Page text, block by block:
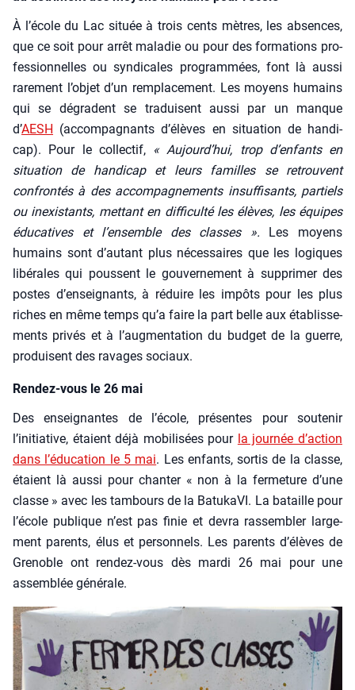
À l’école du Lac située à trois cents mètres, les absences,
que ce soit pour arrêt mala­die ou pour des for­ma­tions pro­
fes­sion­nelles ou syn­di­cales pro­gram­mées, font là aus­si
rare­ment l’objet d’un rem­pla­ce­ment. Les moyens humains
qui se dégradent se tra­duisent aus­si par un manque
d’AESH (accom­pa­gnants d’é­lèves en situa­tion de han­di­
cap). Pour le col­lec­tif, « Aujourd’hui, trop d’enfants en
situa­tion de han­di­cap et leurs familles se retrouvent
confron­tés à des accom­pa­gne­ments insuf­fi­sants, par­tiels
ou inexis­tants, met­tant en dif­fi­cul­té les élèves, les équipes
édu­ca­tives et l’ensemble des classes ». Les moyens
humains sont d’autant plus néces­saires que les logiques
libé­rales qui poussent le gou­ver­ne­ment à sup­pri­mer des
postes d’enseignants, à réduire les impôts pour les plus
riches en même temps qu’a faire la part belle aux éta­blis­se­
ments pri­vés et à l’aug­men­ta­tion du bud­get de la guerre,
pro­duisent des ravages sociaux.
Rendez-vous le 26 mai
Des ensei­gnantes de l’école, pré­sentes pour sou­te­nir
l’initiative, étaient déjà mobi­li­sées pour la jour­née d’action
dans l’éducation le 5 mai. Les enfants, sor­tis de la classe,
étaient là aus­si pour chan­ter « non à la fer­me­ture d’une
classe » avec les tam­bours de la Batu­ka­VI. La bataille pour
l’école publique n’est pas finie et devra ras­sem­bler lar­ge­
ment parents, élus et per­son­nels. Les parents d’élèves de
Gre­noble ont ren­dez-vous dès mar­di 26 mai pour une
assem­blée géné­rale.